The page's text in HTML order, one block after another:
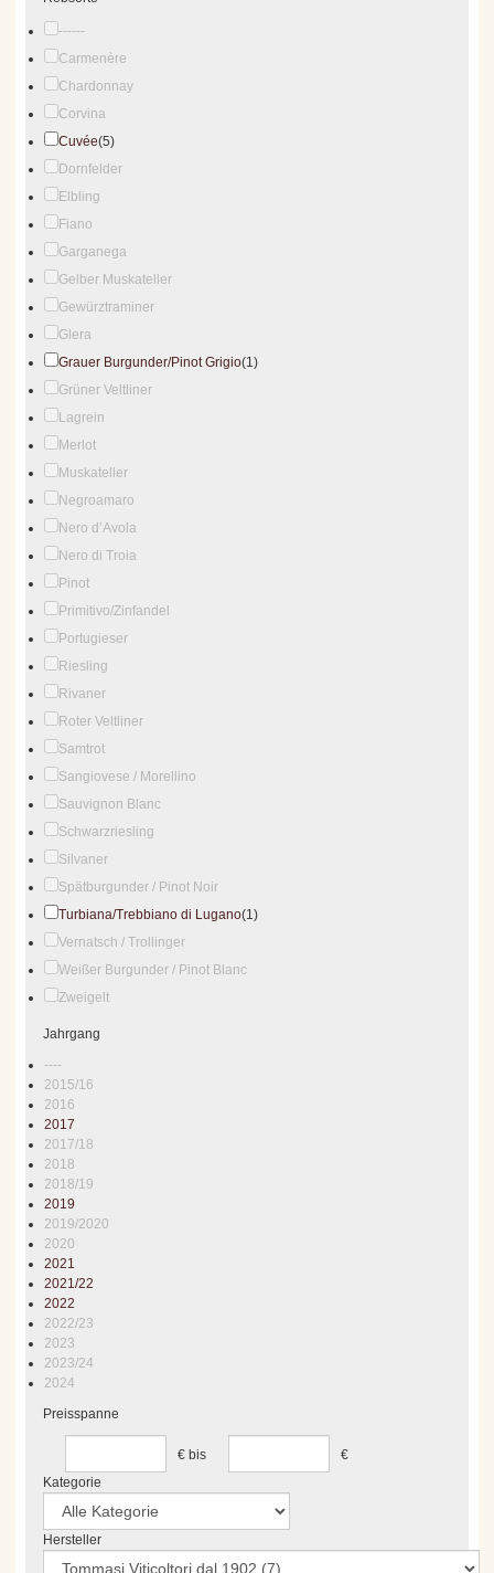
------
Carmenère
Chardonnay
Corvina
Cuvée(5)
Dornfelder
Elbling
Fiano
Garganega
Gelber Muskateller
Gewürztraminer
Glera
Grauer Burgunder/Pinot Grigio(1)
Grüner Veltliner
Lagrein
Merlot
Muskateller
Negroamaro
Nero d’Avola
Nero di Troia
Pinot
Primitivo/Zinfandel
Portugieser
Riesling
Rivaner
Roter Veltliner
Samtrot
Sangiovese / Morellino
Sauvignon Blanc
Schwarzriesling
Silvaner
Spätburgunder / Pinot Noir
Turbiana/Trebbiano di Lugano(1)
Vernatsch / Trollinger
Weißer Burgunder / Pinot Blanc
Zweigelt
Jahrgang
----
2015/16
2016
2017
2017/18
2018
2018/19
2019
2019/2020
2020
2021
2021/22
2022
2022/23
2023
2023/24
2024
Preisspanne
€ bis
€
Kategorie
Hersteller